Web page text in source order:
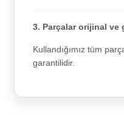
3. Parçalar orijinal ve
Kullandığımız tüm
garantilidir.